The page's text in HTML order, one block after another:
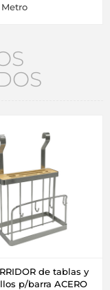
Metro
de tablas y
p/barra ACERO